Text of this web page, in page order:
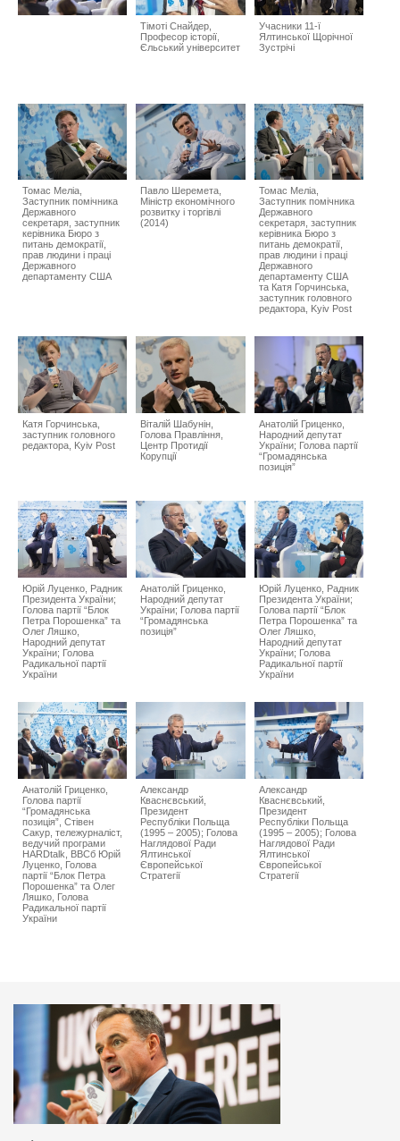
Тімоті Снайдер,
Професор історії,
Єльський університет
Учасники 11-ї
Ялтинської Щорічної
Зустрічі
Томас Меліа,
Заступник помічника
Державного
секретаря, заступник
керівника Бюро з
питань демократії,
прав людини і праці
Державного
департаменту США
Павло Шеремета,
Міністр економічного
розвитку і торгівлі
(2014)
Томас Меліа,
Заступник помічника
Державного
секретаря, заступник
керівника Бюро з
питань демократії,
прав людини і праці
Державного
департаменту США
та Катя Горчинська,
заступник головного
редактора, Kyiv Post
Катя Горчинська,
заступник головного
редактора, Kyiv Post
Віталій Шабунін,
Голова Правління,
Центр Протидії
Корупції
Анатолій Гриценко,
Народний депутат
України; Голова партії
“Громадянська
позиція”
Юрій Луценко, Радник
Президента України;
Голова партії “Блок
Петра Порошенка” та
Олег Ляшко,
Народний депутат
України; Голова
Радикальної партії
України
Анатолій Гриценко,
Народний депутат
України; Голова партії
“Громадянська
позиція”
Юрій Луценко, Радник
Президента України;
Голова партії “Блок
Петра Порошенка” та
Олег Ляшко,
Народний депутат
України; Голова
Радикальної партії
України
Анатолій Гриценко,
Голова партії
“Громадянська
позиція”, Стівен
Сакур, тележурналіст,
ведучий програми
HARDtalk, BBCб Юрій
Луценко, Голова
партії “Блок Петра
Порошенка” та Олег
Ляшко, Голова
Радикальної партії
України
Александр
Кваснєвський,
Президент
Республіки Польща
(1995 – 2005); Голова
Наглядової Ради
Ялтинської
Європейської
Стратегії
Александр
Кваснєвський,
Президент
Республіки Польща
(1995 – 2005); Голова
Наглядової Ради
Ялтинської
Європейської
Стратегії